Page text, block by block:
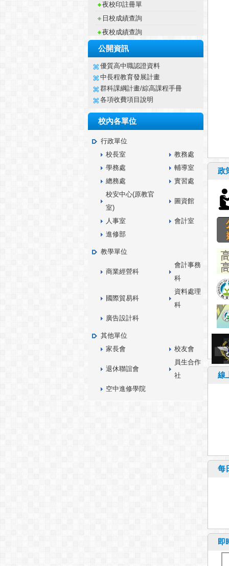
高市校授權軟體
雄商優質化
教育部詐騙防制專區
日校成績查詢
夜校成績查詢
雄商電子書
圖書查詢
無線網路教學
教育部校園Email
教育百寶箱
碁峰線上測驗
校務系統檔案下載
場地預約
線上報修
雄商電子郵件
網路硬碟
校內研習檔案下載
無聲廣播
活動相簿
公開資訊
優質高中職認證資料
中長程教育發展計畫
群科課綱計畫/綜高課程手冊
各項收費項目說明
校內各單位
行政單位
校長室
教務處
學務處
輔導室
總務處
實習處
校安中心(原教官
室)
圖資館
人事室
會計室
進修部
教學單位
商業經營科
會計事務
科
國際貿易科
資料處理
科
廣告設計科
其他單位
家長會
校友會
退休聯誼會
員生合作
社
空中進修學院
政
線
每
即